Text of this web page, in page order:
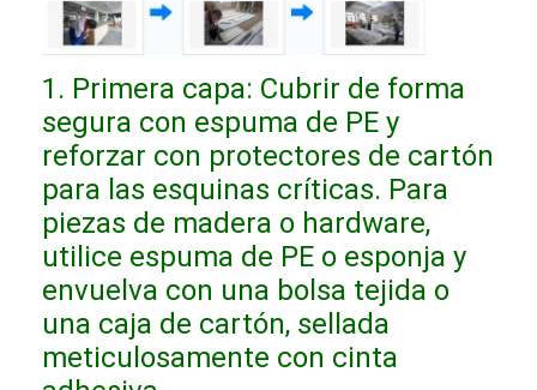
1. Primera capa: Cubrir de forma
segura con espuma de PE y
reforzar con protectores de cartón
para las esquinas críticas. Para
piezas de madera o hardware,
utilice espuma de PE o esponja y
envuelva con una bolsa tejida o
una caja de cartón, sellada
meticulosamente con cinta